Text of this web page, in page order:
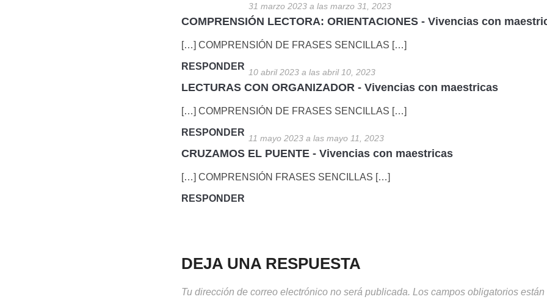
COMPRENSIÓN LECTORA: ORIENTACIONES - Vivencias con
31 marzo 2023 a las marzo 31, 2023
[…] COMPRENSIÓN DE FRASES SENCILLAS […]
RESPONDER
LECTURAS CON ORGANIZADOR - Vivencias con maestricas
10 abril 2023 a las abril 10, 2023
[…] COMPRENSIÓN DE FRASES SENCILLAS […]
RESPONDER
CRUZAMOS EL PUENTE - Vivencias con maestricas
11 mayo 2023 a las mayo 11, 2023
[…] COMPRENSIÓN FRASES SENCILLAS […]
RESPONDER
DEJA UNA RESPUESTA
Tu dirección de correo electrónico no será publicada. Los campos obligatorios